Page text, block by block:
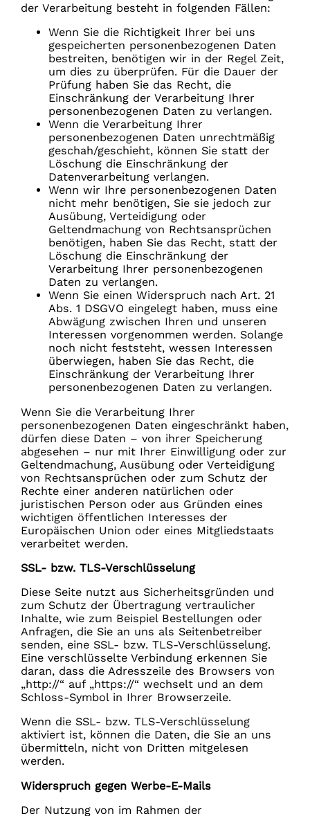
der Verarbeitung besteht in folgenden Fällen:
Wenn Sie die Richtigkeit Ihrer bei uns
gespeicherten personenbezogenen Daten
bestreiten, benötigen wir in der Regel Zeit,
um dies zu überprüfen. Für die Dauer der
Prüfung haben Sie das Recht, die
Einschränkung der Verarbeitung Ihrer
personenbezogenen Daten zu verlangen.
Wenn die Verarbeitung Ihrer
personenbezogenen Daten unrechtmäßig
geschah/geschieht, können Sie statt der
Löschung die Einschränkung der
Datenverarbeitung verlangen.
Wenn wir Ihre personenbezogenen Daten
nicht mehr benötigen, Sie sie jedoch zur
Ausübung, Verteidigung oder
Geltendmachung von Rechtsansprüchen
benötigen, haben Sie das Recht, statt der
Löschung die Einschränkung der
Verarbeitung Ihrer personenbezogenen
Daten zu verlangen.
Wenn Sie einen Widerspruch nach Art. 21
Abs. 1 DSGVO eingelegt haben, muss eine
Abwägung zwischen Ihren und unseren
Interessen vorgenommen werden. Solange
noch nicht feststeht, wessen Interessen
überwiegen, haben Sie das Recht, die
Einschränkung der Verarbeitung Ihrer
personenbezogenen Daten zu verlangen.
Wenn Sie die Verarbeitung Ihrer
personenbezogenen Daten eingeschränkt haben,
dürfen diese Daten – von ihrer Speicherung
abgesehen – nur mit Ihrer Einwilligung oder zur
Geltendmachung, Ausübung oder Verteidigung
von Rechtsansprüchen oder zum Schutz der
Rechte einer anderen natürlichen oder
juristischen Person oder aus Gründen eines
wichtigen öffentlichen Interesses der
Europäischen Union oder eines Mitgliedstaats
verarbeitet werden.
SSL- bzw. TLS-Verschlüsselung
Diese Seite nutzt aus Sicherheitsgründen und
zum Schutz der Übertragung vertraulicher
Inhalte, wie zum Beispiel Bestellungen oder
Anfragen, die Sie an uns als Seitenbetreiber
senden, eine SSL- bzw. TLS-Verschlüsselung.
Eine verschlüsselte Verbindung erkennen Sie
daran, dass die Adresszeile des Browsers von
„http://“ auf „https://“ wechselt und an dem
Schloss-Symbol in Ihrer Browserzeile.
Wenn die SSL- bzw. TLS-Verschlüsselung
aktiviert ist, können die Daten, die Sie an uns
übermitteln, nicht von Dritten mitgelesen
werden.
Widerspruch gegen Werbe-E-Mails
Der Nutzung von im Rahmen der